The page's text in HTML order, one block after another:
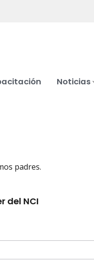
Noticias
padres.
del NCI